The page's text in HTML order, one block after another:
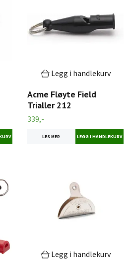
Legg i handlekurv
Acme Fløyte Field
Trialler 212
339,-
LES MER
Legg i handlekurv